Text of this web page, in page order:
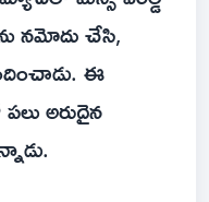
నమోదు చేసి,
ఈ
అరుదైన